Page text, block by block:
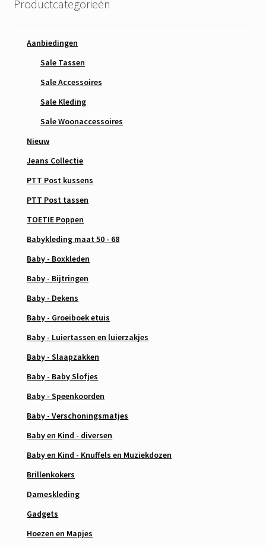
Productcategorieën
Aanbiedingen
Sale Tassen
Sale Accessoires
Sale Kleding
Sale Woonaccessoires
Nieuw
Jeans Collectie
PTT Post kussens
PTT Post tassen
TOETIE Poppen
Babykleding maat 50 - 68
Baby - Boxkleden
Baby - Bijtringen
Baby - Dekens
Baby - Groeiboek etuis
Baby - Luiertassen en luierzakjes
Baby - Slaapzakken
Baby - Baby Slofjes
Baby - Speenkoorden
Baby - Verschoningsmatjes
Baby en Kind - diversen
Baby en Kind - Knuffels en Muziekdozen
Brillenkokers
Dameskleding
Gadgets
Hoezen en Mapjes